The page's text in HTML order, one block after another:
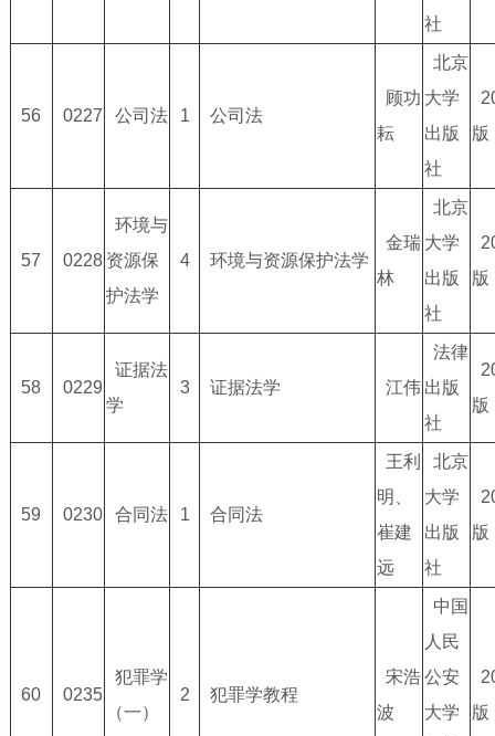
社
56 0227 公司法 1 公司法
顾功
耘
北京
大学
出版
社
版
57 0228
环境与
资源保
护法学
4 环境与资源保护法学
金瑞
林
北京
大学
出版
社
版
58 0229
证据法
学
3 证据法学 江伟
法律
出版
社
版
59 0230 合同法 1 合同法
王利
明、
崔建
远
北京
大学
出版
社
版
60 0235
犯罪学
（一）
2 犯罪学教程
宋浩
波
中国
人民
公安
大学
版